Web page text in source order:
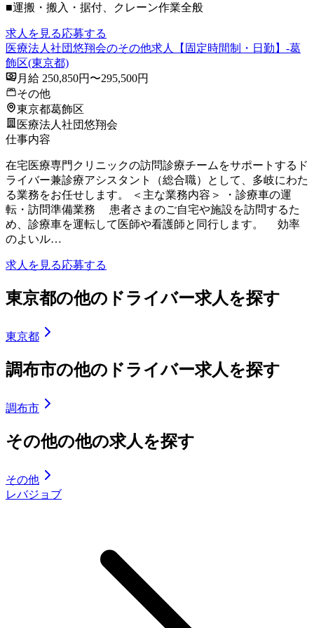
■運搬・搬入・据付、クレーン作業全般
求人を見る応募する
医療法人社団悠翔会のその他求人【固定時間制・日勤】-葛
飾区(東京都)
月給 250,850円〜295,500円
その他
東京都葛飾区
医療法人社団悠翔会
仕事内容
在宅医療専門クリニックの訪問診療チームをサポートするド
ライバー兼診療アシスタント（総合職）として、多岐にわた
る業務をお任せします。 ＜主な業務内容＞ ・診療車の運
転・訪問準備業務 患者さまのご自宅や施設を訪問するた
め、診療車を運転して医師や看護師と同行します。 効率
のよいル…
求人を見る応募する
東京都の他のドライバー求人を探す
東京都
調布市の他のドライバー求人を探す
調布市
その他の他の求人を探す
その他
レバジョブ